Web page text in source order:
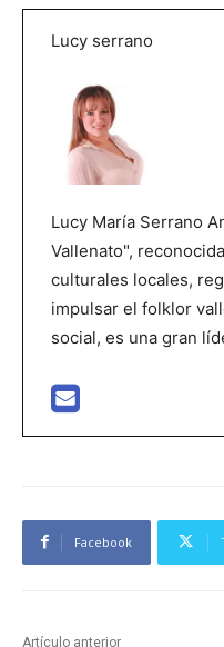
Lucy serrano
Lucy María Serrano
Vallenato",
culturales locales,
impulsar el folklor
social, es una gran
Facebook
Artículo anterior